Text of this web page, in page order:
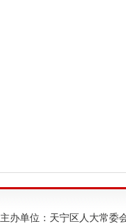
主办单位：天宁区人大常委